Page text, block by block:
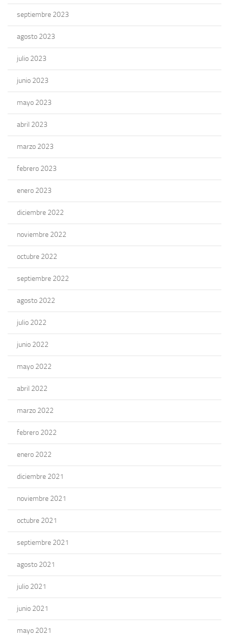
septiembre 2023
agosto 2023
julio 2023
junio 2023
mayo 2023
abril 2023
marzo 2023
febrero 2023
enero 2023
diciembre 2022
noviembre 2022
octubre 2022
septiembre 2022
agosto 2022
julio 2022
junio 2022
mayo 2022
abril 2022
marzo 2022
febrero 2022
enero 2022
diciembre 2021
noviembre 2021
octubre 2021
septiembre 2021
agosto 2021
julio 2021
junio 2021
mayo 2021